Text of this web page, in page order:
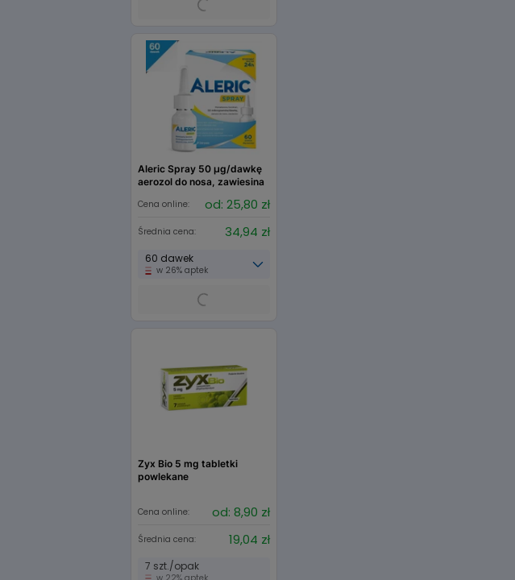
Aleric Spray 50 µg/dawkę
aerozol do nosa, zawiesina
Cena online:
od: 25,80 zł
Średnia cena: 34,94 zł
60 dawek
w 26% aptek
Zyx Bio 5 mg tabletki
powlekane
Cena online: od: 8,90 zł
Średnia cena: 19,04 zł
7 szt./opak